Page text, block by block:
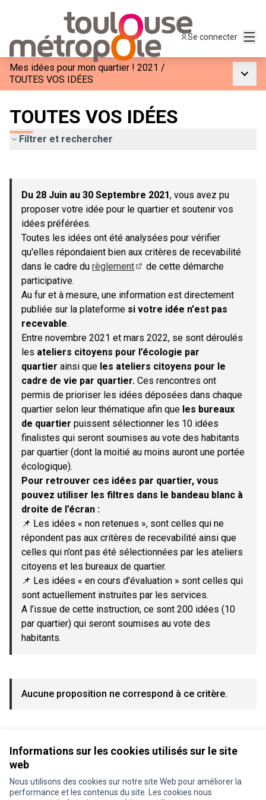
Informations sur les cookies utilisés sur le site
web
Nous utilisons des cookies sur notre site Web pour améliorer la
performance et les contenus du site. Les cookies nous
Se connecter
Mes idées pour mon quartier ! 2021 /
TOUTES VOS IDÉES
TOUTES VOS IDÉES
Filtrer et rechercher
−
Du 28 Juin au 30 Septembre 2021, vous avez pu
proposer votre idée pour le quartier et soutenir vos
idées préférées.
Toutes les idées ont été analysées pour vérifier
qu'elles répondaient bien aux critères de recevabilité
dans le cadre du règlement
de cette démarche
participative.
Au fur et à mesure, une information est directement
publiée sur la plateforme si votre idée n'est pas
recevable.
Entre novembre 2021 et mars 2022, se sont déroulés
les ateliers citoyens pour l’écologie par
quartier ainsi que les ateliers citoyens pour le
cadre de vie par quartier. Ces rencontres ont
permis de prioriser les idées déposées dans chaque
quartier selon leur thématique afin que les bureaux
de quartier puissent sélectionner les 10 idées
finalistes qui seront soumises au vote des habitants
par quartier (dont la moitié au moins auront une portée
écologique).
Pour retrouver ces idées par quartier, vous
pouvez utiliser les filtres dans le bandeau blanc à
droite de l’écran :
📌 Les idées « non retenues », sont celles qui ne
répondent pas aux critères de recevabilité ainsi que
celles qui n’ont pas été sélectionnées par les ateliers
citoyens et les bureaux de quartier.
📌 Les idées « en cours d’évaluation » sont celles qui
sont actuellement instruites par les services.
A l’issue de cette instruction, ce sont 200 idées (10
par quartier) qui seront soumises au vote des
habitants.
Aucune proposition ne correspond à ce critère.
Conditions d'utilisation
Paramètres des cookies